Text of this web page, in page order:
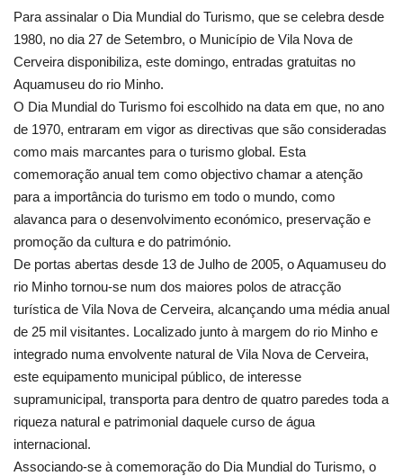
Cultura
Lazer
Ambiente
Para assinalar o Dia Mundial do Turismo, que se celebra desde
1980, no dia 27 de Setembro, o Município de Vila Nova de
Cerveira disponibiliza, este domingo, entradas gratuitas no
Aquamuseu do rio Minho.
O Dia Mundial do Turismo foi escolhido na data em que, no ano
de 1970, entraram em vigor as directivas que são consideradas
como mais marcantes para o turismo global. Esta
comemoração anual tem como objectivo chamar a atenção
para a importância do turismo em todo o mundo, como
alavanca para o desenvolvimento económico, preservação e
promoção da cultura e do património.
De portas abertas desde 13 de Julho de 2005, o Aquamuseu do
rio Minho tornou-se num dos maiores polos de atracção
turística de Vila Nova de Cerveira, alcançando uma média anual
de 25 mil visitantes. Localizado junto à margem do rio Minho e
integrado numa envolvente natural de Vila Nova de Cerveira,
este equipamento municipal público, de interesse
supramunicipal, transporta para dentro de quatro paredes toda a
riqueza natural e patrimonial daquele curso de água
internacional.
Associando-se à comemoração do Dia Mundial do Turismo, o